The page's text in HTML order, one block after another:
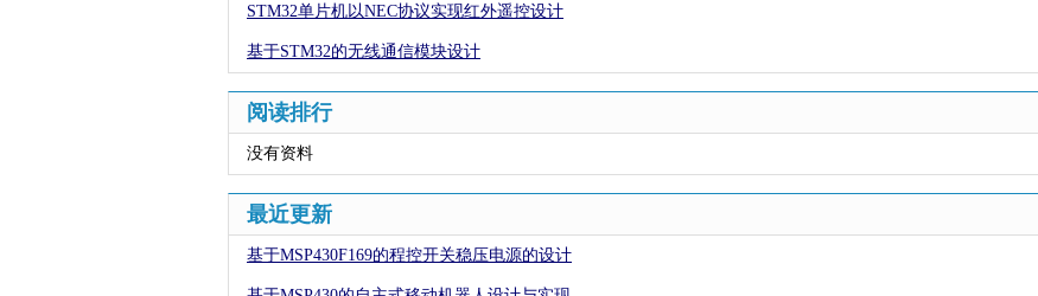
STM32单片机以NEC协议实现红外遥控设计
基于STM32的无线通信模块设计
阅读排行
没有资料
最近更新
基于MSP430F169的程控开关稳压电源的设计